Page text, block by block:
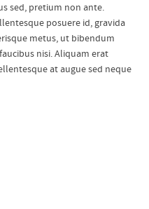
sed, pretium non ante.
posuere id, gravida
metus, ut bibendum
nisi. Aliquam erat
at augue sed neque